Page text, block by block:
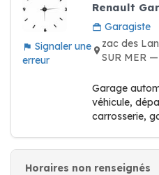
Signaler une
erreur
Renault
Garagiste
zac des
SUR MER
Garage
véhicule,
carrosserie,
Horaires non renseignés